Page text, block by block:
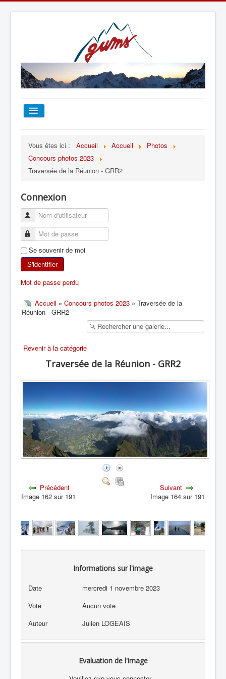
TOUT SUR LE GUMS
ALPINISME
SKI DE RANDONNÉE
RANDONNÉE PÉDESTRE
RANDONNÉE SPORTIVE
Vous êtes ici : Accueil Accueil
Photos
Concours photos 2023
Traversée de la Réunion - GRR2
Connexion
Se souvenir de moi
S'identifier
Mot de passe perdu
Accueil » Concours photos 2023 » Traversée de la
Réunion - GRR2
Revenir à la catégorie
Traversée de la Réunion - GRR2
Précédent
Image 162 sur 191
Suivant
Image 164 sur 191
Informations sur l'image
Date
mercredi 1 novembre 2023
Vote
Aucun vote
Auteur
Julien LOGEAIS
Evaluation de l'image